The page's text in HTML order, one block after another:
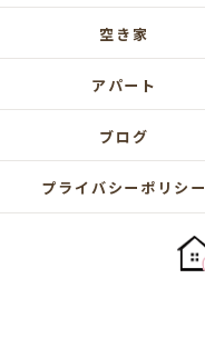
空き家
アパート
ブログ
プライバシーポリシー